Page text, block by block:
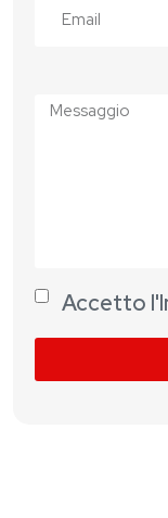
Accetto